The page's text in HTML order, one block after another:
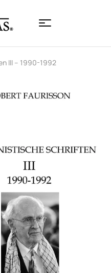
III – 1990-1992